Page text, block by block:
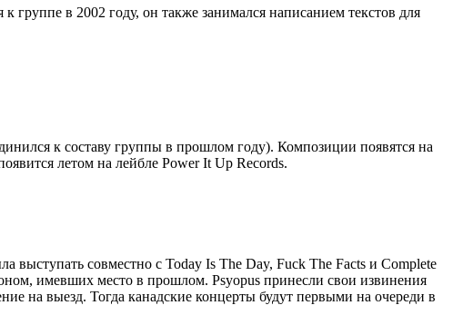
в 2002 году, он также занимался написанием текстов для
к составу группы в прошлом году). Композиции появятся на
летом на лейбле Power It Up Records.
выступать совместно с Today Is The Day, Fuck The Facts и Complete
имевших место в прошлом. Psyopus принесли свои извинения
на выезд. Тогда канадские концерты будут первыми на очереди в